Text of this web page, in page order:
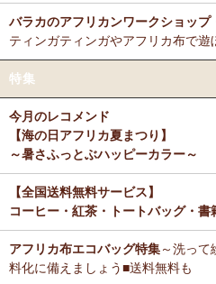
→ 作家名 A―L
→ 作家名 M―Z
11/25：ティンガティンガ・アート
11/21：【新登場】サロペットパン
大人上品シルエット
11/20：キテンゲ本革 ころりんトー
オリティ◇で仕立てた新作登場！『
ケあり 賞味期限間近セール！
11/18：ティンガティンガ・アート
お揃いの柄のフレアスリーブワンピ
気に入り♪
Ｙ さまより キテンゲティアー
M さまより キテンゲ ランチク
たいへん吸水性良いです。大判でハ
T さまより キテンゲ フレアス
のご感想
デザイン、着心地、完璧です！ずっ
願いします！
バラカのアフリカンワークショップ
ティンガティンガやアフリカ布で遊
特集
今月のレコメンド
【海の日アフリカ夏まつり】
～暑さふっとぶハッピーカラー～
【全国送料無料サービス】
コーヒー・紅茶・トートバッグ・書
アフリカ布エコバッグ特集～洗って
料化に備えましょう■送料無料も